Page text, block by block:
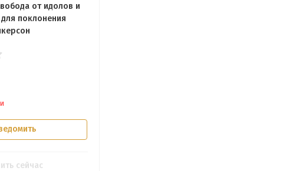
от идолов и
поклонения
сейчас